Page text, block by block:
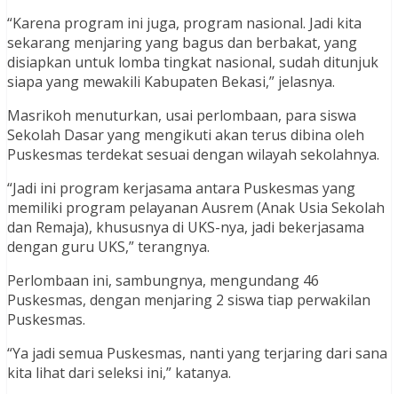
“Karena program ini juga, program nasional. Jadi kita
sekarang menjaring yang bagus dan berbakat, yang
disiapkan untuk lomba tingkat nasional, sudah ditunjuk
siapa yang mewakili Kabupaten Bekasi,” jelasnya.
Masrikoh menuturkan, usai perlombaan, para siswa
Sekolah Dasar yang mengikuti akan terus dibina oleh
Puskesmas terdekat sesuai dengan wilayah sekolahnya.
“Jadi ini program kerjasama antara Puskesmas yang
memiliki program pelayanan Ausrem (Anak Usia Sekolah
dan Remaja), khususnya di UKS-nya, jadi bekerjasama
dengan guru UKS,” terangnya.
Perlombaan ini, sambungnya, mengundang 46
Puskesmas, dengan menjaring 2 siswa tiap perwakilan
Puskesmas.
“Ya jadi semua Puskesmas, nanti yang terjaring dari sana
kita lihat dari seleksi ini,” katanya.